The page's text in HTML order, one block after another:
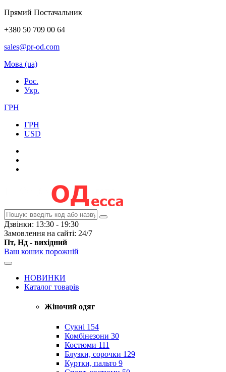
Прямий Постачальник
+380 50 709 00 64
sales@pr-od.com
Мова (ua)
Рос.
Укр.
ГРН
ГРН
USD
Дзвінки: 13:30 - 19:30
Замовлення на сайті: 24/7
Пт, Нд - вихідний
Ваш кошик порожній
НОВИНКИ
Каталог товарів
Жіночий одяг
Сукні 154
Комбінезони 30
Костюми 111
Блузки, сорочки 129
Куртки, пальто 9